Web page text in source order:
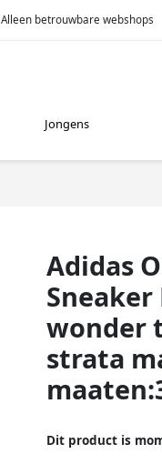
Alleen betrouwbare webshops
Jongens
Adidas
Sneaker
wonder
strata
Dit product is